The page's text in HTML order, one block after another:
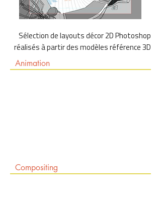
Sélection de layouts décor 2D Photoshop
réalisés à partir des modèles référence 3D
Animation
Compositing